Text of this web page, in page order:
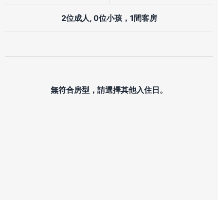
2位成人, 0位小孩，1間客房
無符合房型，請選擇其他入住日。